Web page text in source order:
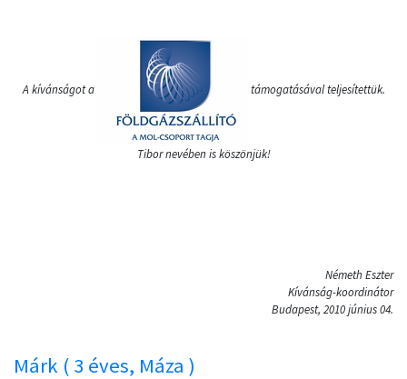
A kívánságot a támogatásával teljesítettük.
Tibor nevében is köszönjük!
Németh Eszter
Kívánság-koordinátor
Budapest, 2010 június 04.
Márk ( 3 éves, Máza )